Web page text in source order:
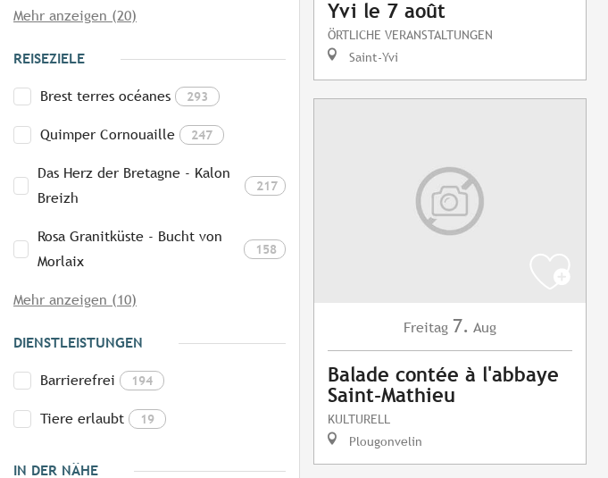
Mehr anzeigen (20)
REISEZIELE
Brest terres océanes 293
Quimper Cornouaille 247
Das Herz der Bretagne - Kalon
Breizh
217
Rosa Granitküste - Bucht von
Morlaix
158
Mehr anzeigen (10)
DIENSTLEISTUNGEN
Barrierefrei 194
Tiere erlaubt 19
IN DER NÄHE
Yvi le 7 août
ÖRTLICHE VERANSTALTUNGEN
Saint-Yvi
Freitag 7. Aug
Balade contée à l'abbaye
Saint-Mathieu
KULTURELL
Plougonvelin